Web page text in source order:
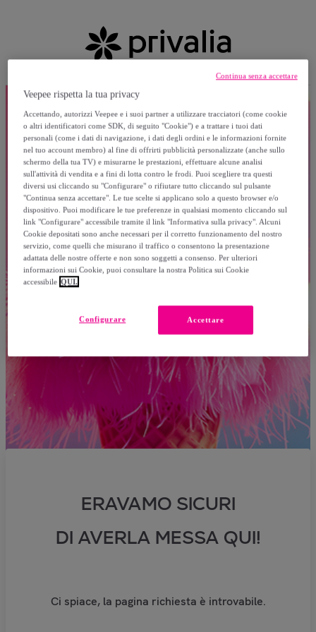
ERAVAMO SICURI
DI AVERLA MESSA QUI!
Ci spiace, la pagina richiesta è introvabile.
Veepee rispetta la tua privacy
Accettando, autorizzi Veepee e i suoi partner a utilizzare tracciatori (come cookie
o altri identificatori come SDK, di seguito "Cookie") e a trattare i tuoi dati
personali (come i dati di navigazione, i dati degli ordini e le informazioni fornite
nel tuo account membro) al fine di offrirti pubblicità personalizzate (anche sullo
schermo della tua TV) e misurarne le prestazioni, effettuare alcune analisi
sull'attività di vendita e a fini di lotta contro le frodi. Puoi scegliere tra questi
diversi usi cliccando su "Configurare" o rifiutare tutto cliccando sul pulsante
"Continua senza accettare". Le tue scelte si applicano solo a questo browser e/o
dispositivo. Puoi modificare le tue preferenze in qualsiasi momento cliccando sul
link "Configurare" accessibile tramite il link "Informativa sulla privacy". Alcuni
Cookie depositati sono anche necessari per il corretto funzionamento del nostro
servizio, come quelli che misurano il traffico o consentono la presentazione
adattata delle nostre offerte e non sono soggetti a consenso. Per ulteriori
informazioni sui Cookie, puoi consultare la nostra Politica sui Cookie
accessibile QUI.
Accettare
Configurare
Continua senza accettare